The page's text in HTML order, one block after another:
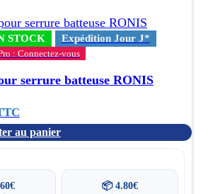
STOCK Expédition Jour J*
: Connectez-vous
serrure batteuse RONIS
:
au panier
€ 📦 4.80€